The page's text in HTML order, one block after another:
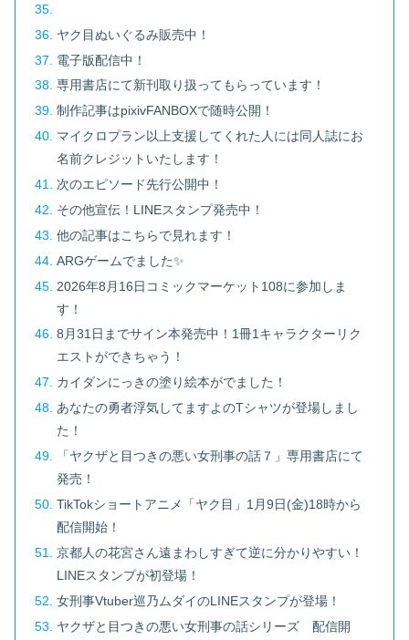
ヤク目ぬいぐるみ販売中！
電子版配信中！
専用書店にて新刊取り扱ってもらっています！
制作記事はpixivFANBOXで随時公開！
マイクロプラン以上支援してくれた人には同人誌にお
名前クレジットいたします！
次のエピソード先行公開中！
その他宣伝！LINEスタンプ発売中！
他の記事はこちらで見れます！
ARGゲームでました✨
2026年8月16日コミックマーケット108に参加しま
す！
8月31日までサイン本発売中！1冊1キャラクターリク
エストができちゃう！
カイダンにっきの塗り絵本がでました！
あなたの勇者浮気してますよのTシャツが登場しまし
た！
「ヤクザと目つきの悪い女刑事の話７」専用書店にて
発売！
TikTokショートアニメ「ヤク目」1月9日(金)18時から
配信開始！
京都人の花宮さん遠まわしすぎて逆に分かりやすい！
LINEスタンプが初登場！
女刑事Vtuber巡乃ムダイのLINEスタンプが登場！
ヤクザと目つきの悪い女刑事の話シリーズ 配信開